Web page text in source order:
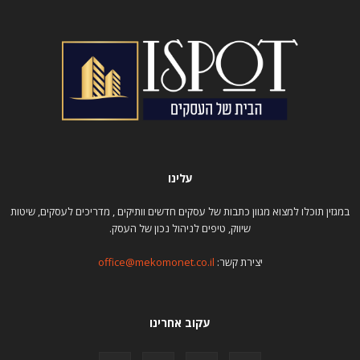
עלינו
במגזין תוכלו למצוא מגוון כתבות של עסקים חדשים וותיקים , מדריכים לעסקים, שיטות
שיווק, טיפים לניהול נכון של העסק.
יצירת קשר: office@mekomonet.co.il
עקוב אחרינו